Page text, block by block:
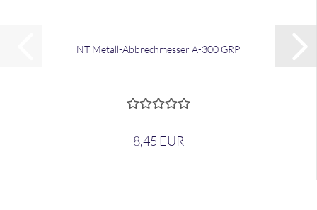
NT Metall-​​Ab­brech­mes­ser A-300 GRP
8,45 EUR